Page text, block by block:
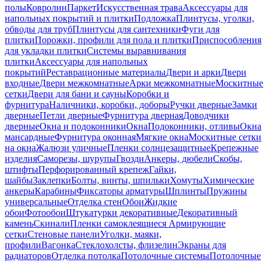
полыКовролинПаркетИскусственная траваАксессуары для
напольных покрытий и плиткиПодложкаПлинтусы, уголки,
обводы для трубПлинтусы для сантехникиФуги для
плиткиПорожки, профили для пола и плиткиПриспособления
для укладки плиткиСистемы выравнивания
плиткиАксессуары для напольных
покрытийРеставрационные материалыДвери и аркиДвери
входныеДвери межкомнатныеАрки межкомнатныеМоскитные
сеткиДвери для бани и сауныКоробки и
фурнитураНаличники, коробки, доборыРучки дверныеЗамки
дверныеПетли дверныеФурнитура двернаяДоводчики
дверныеОкна и подоконникиОкнаПодоконники, отливыОкна
мансардныеФурнитура оконнаяМягкие окнаМоскитные сетки
на окнаЖалюзи уличныеПленки солнцезащитныеКрепежные
изделияСаморезы, шурупыГвоздиАнкеры, дюбелиСкобы,
штифтыПерфорированный крепежГайки,
шайбыЗаклепкиБолты, винты, шпилькиХомутыХимические
анкерыКарабиныФиксаторы арматурыШплинтыПружины
универсальныеОтделка стенОбоиЖидкие
обоиФотообоиШтукатурки декоративныеДекоративный
каменьСкиналиПленки самоклеящиеся Армирующие
сеткиСтеновые панелиУголки, маяки,
профилиВагонкаСтеклохолсты, флизелинЭкраны для
радиаторовОтделка потолкаПотолочные системыПотолочные